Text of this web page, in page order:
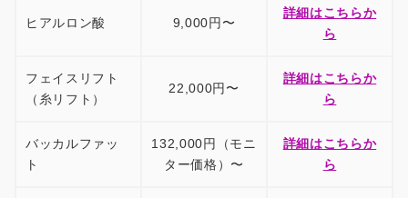
ヒアルロン酸 9,000円〜
詳細はこちらか
ら
フェイスリフト
（糸リフト）
22,000円〜
詳細はこちらか
ら
バッカルファッ
ト
132,000円（モニ
ター価格）〜
詳細はこちらか
ら